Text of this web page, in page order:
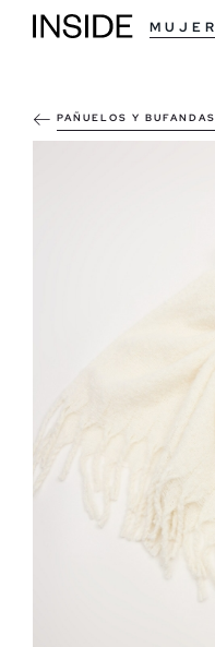
MUJER
PAÑUELOS Y BUFANDAS